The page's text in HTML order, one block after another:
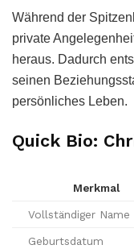
Während der
private
heraus. Dadurch
seinen
persönliches Leben.
Quick Bio:
Merkmal
Vollständiger Name
Geburtsdatum